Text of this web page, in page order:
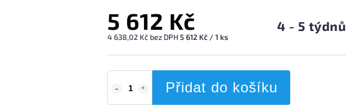
5 612 Kč
4 638,02 Kč bez DPH5 612 Kč / 1 ks
4 - 5 týdnů
Přidat do košíku